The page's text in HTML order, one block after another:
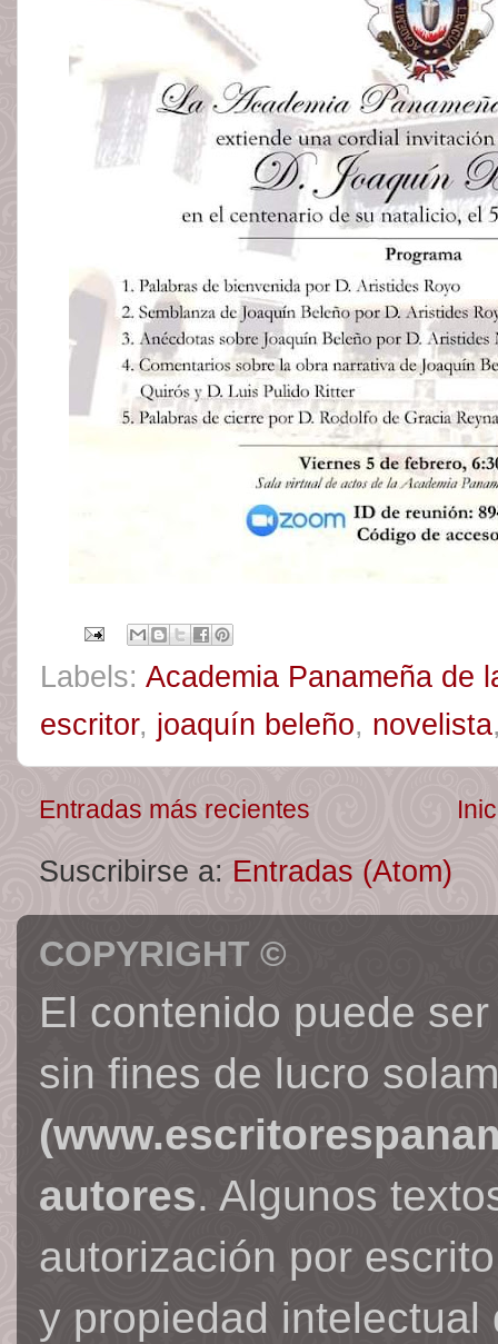
Labels: Academia Panameña de
escritor, joaquín beleño, novelista
Entradas más recientes
Suscribirse a: Entradas (Atom)
COPYRIGHT ©
El contenido puede
sin fines de lucro
autores. Algunos
autorización por
y propiedad intelectual